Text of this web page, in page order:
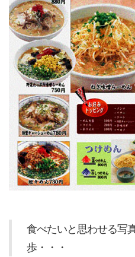
食べたいと思わせる写
歩・・・